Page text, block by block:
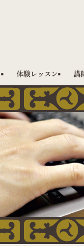
体験レッスン 講